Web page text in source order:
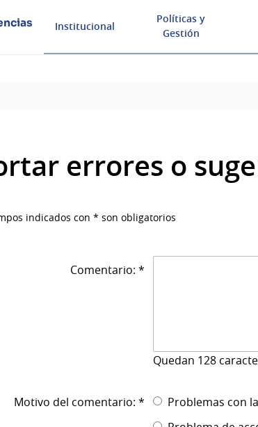
Institucional
Políticas y
Gestión
errores o
indicados con * son obligatorios
Comentario: *
Quedan 128
Motivo del comentario: *
Problemas con